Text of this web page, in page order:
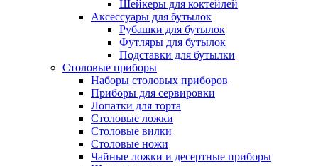
Шейкеры для коктейлей
Аксессуары для бутылок
Рубашки для бутылок
Футляры для бутылок
Подставки для бутылки
Столовые приборы
Наборы столовых приборов
Приборы для сервировки
Лопатки для торта
Столовые ложки
Столовые вилки
Столовые ножи
Чайные ложки и десертные приборы